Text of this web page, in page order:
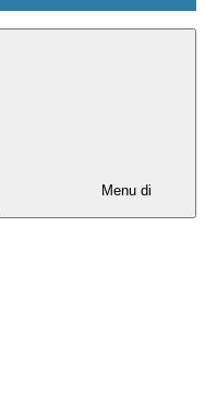
Menu di